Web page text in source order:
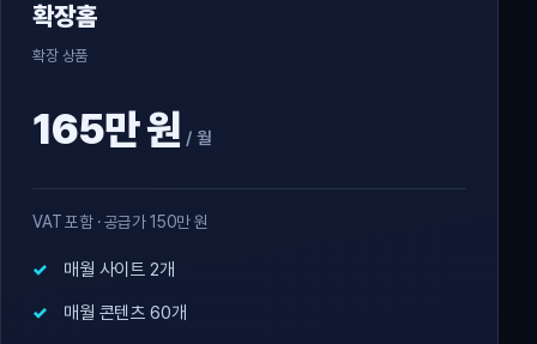
확장홈
확장 상품
165만 원 / 월
VAT 포함 · 공급가 150만 원
매월 사이트 2개
매월 콘텐츠 60개